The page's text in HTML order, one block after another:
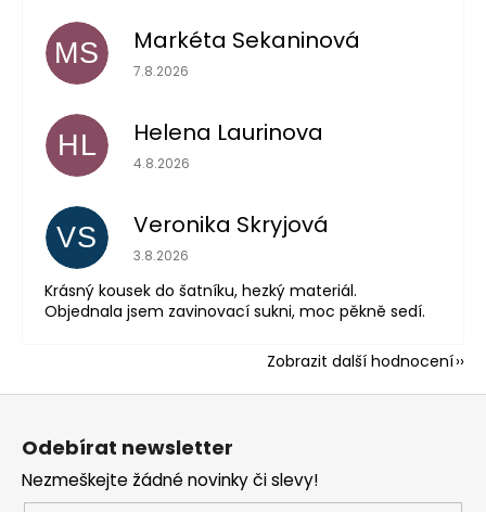
MS Markéta Sekaninová
Hodnocení obchodu je 5 z 5 hvězdiček.
7.8.2026
HL Helena Laurinova
Hodnocení obchodu je 5 z 5 hvězdiček.
4.8.2026
VS Veronika Skryjová
Hodnocení obchodu je 5 z 5 hvězdiček.
3.8.2026
Krásný kousek do šatníku, hezký materiál.
Objednala jsem zavinovací sukni, moc pěkně sedí.
Zobrazit další hodnocení
Z
Odebírat newsletter
Nezmeškejte žádné novinky či slevy!